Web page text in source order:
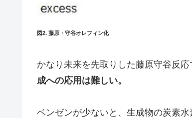
図2. 藤原・守谷オレフィン化
かなり未来を先取りした藤原守谷反応
成への応用は難しい。
ベンゼンが少ないと、生成物の炭素